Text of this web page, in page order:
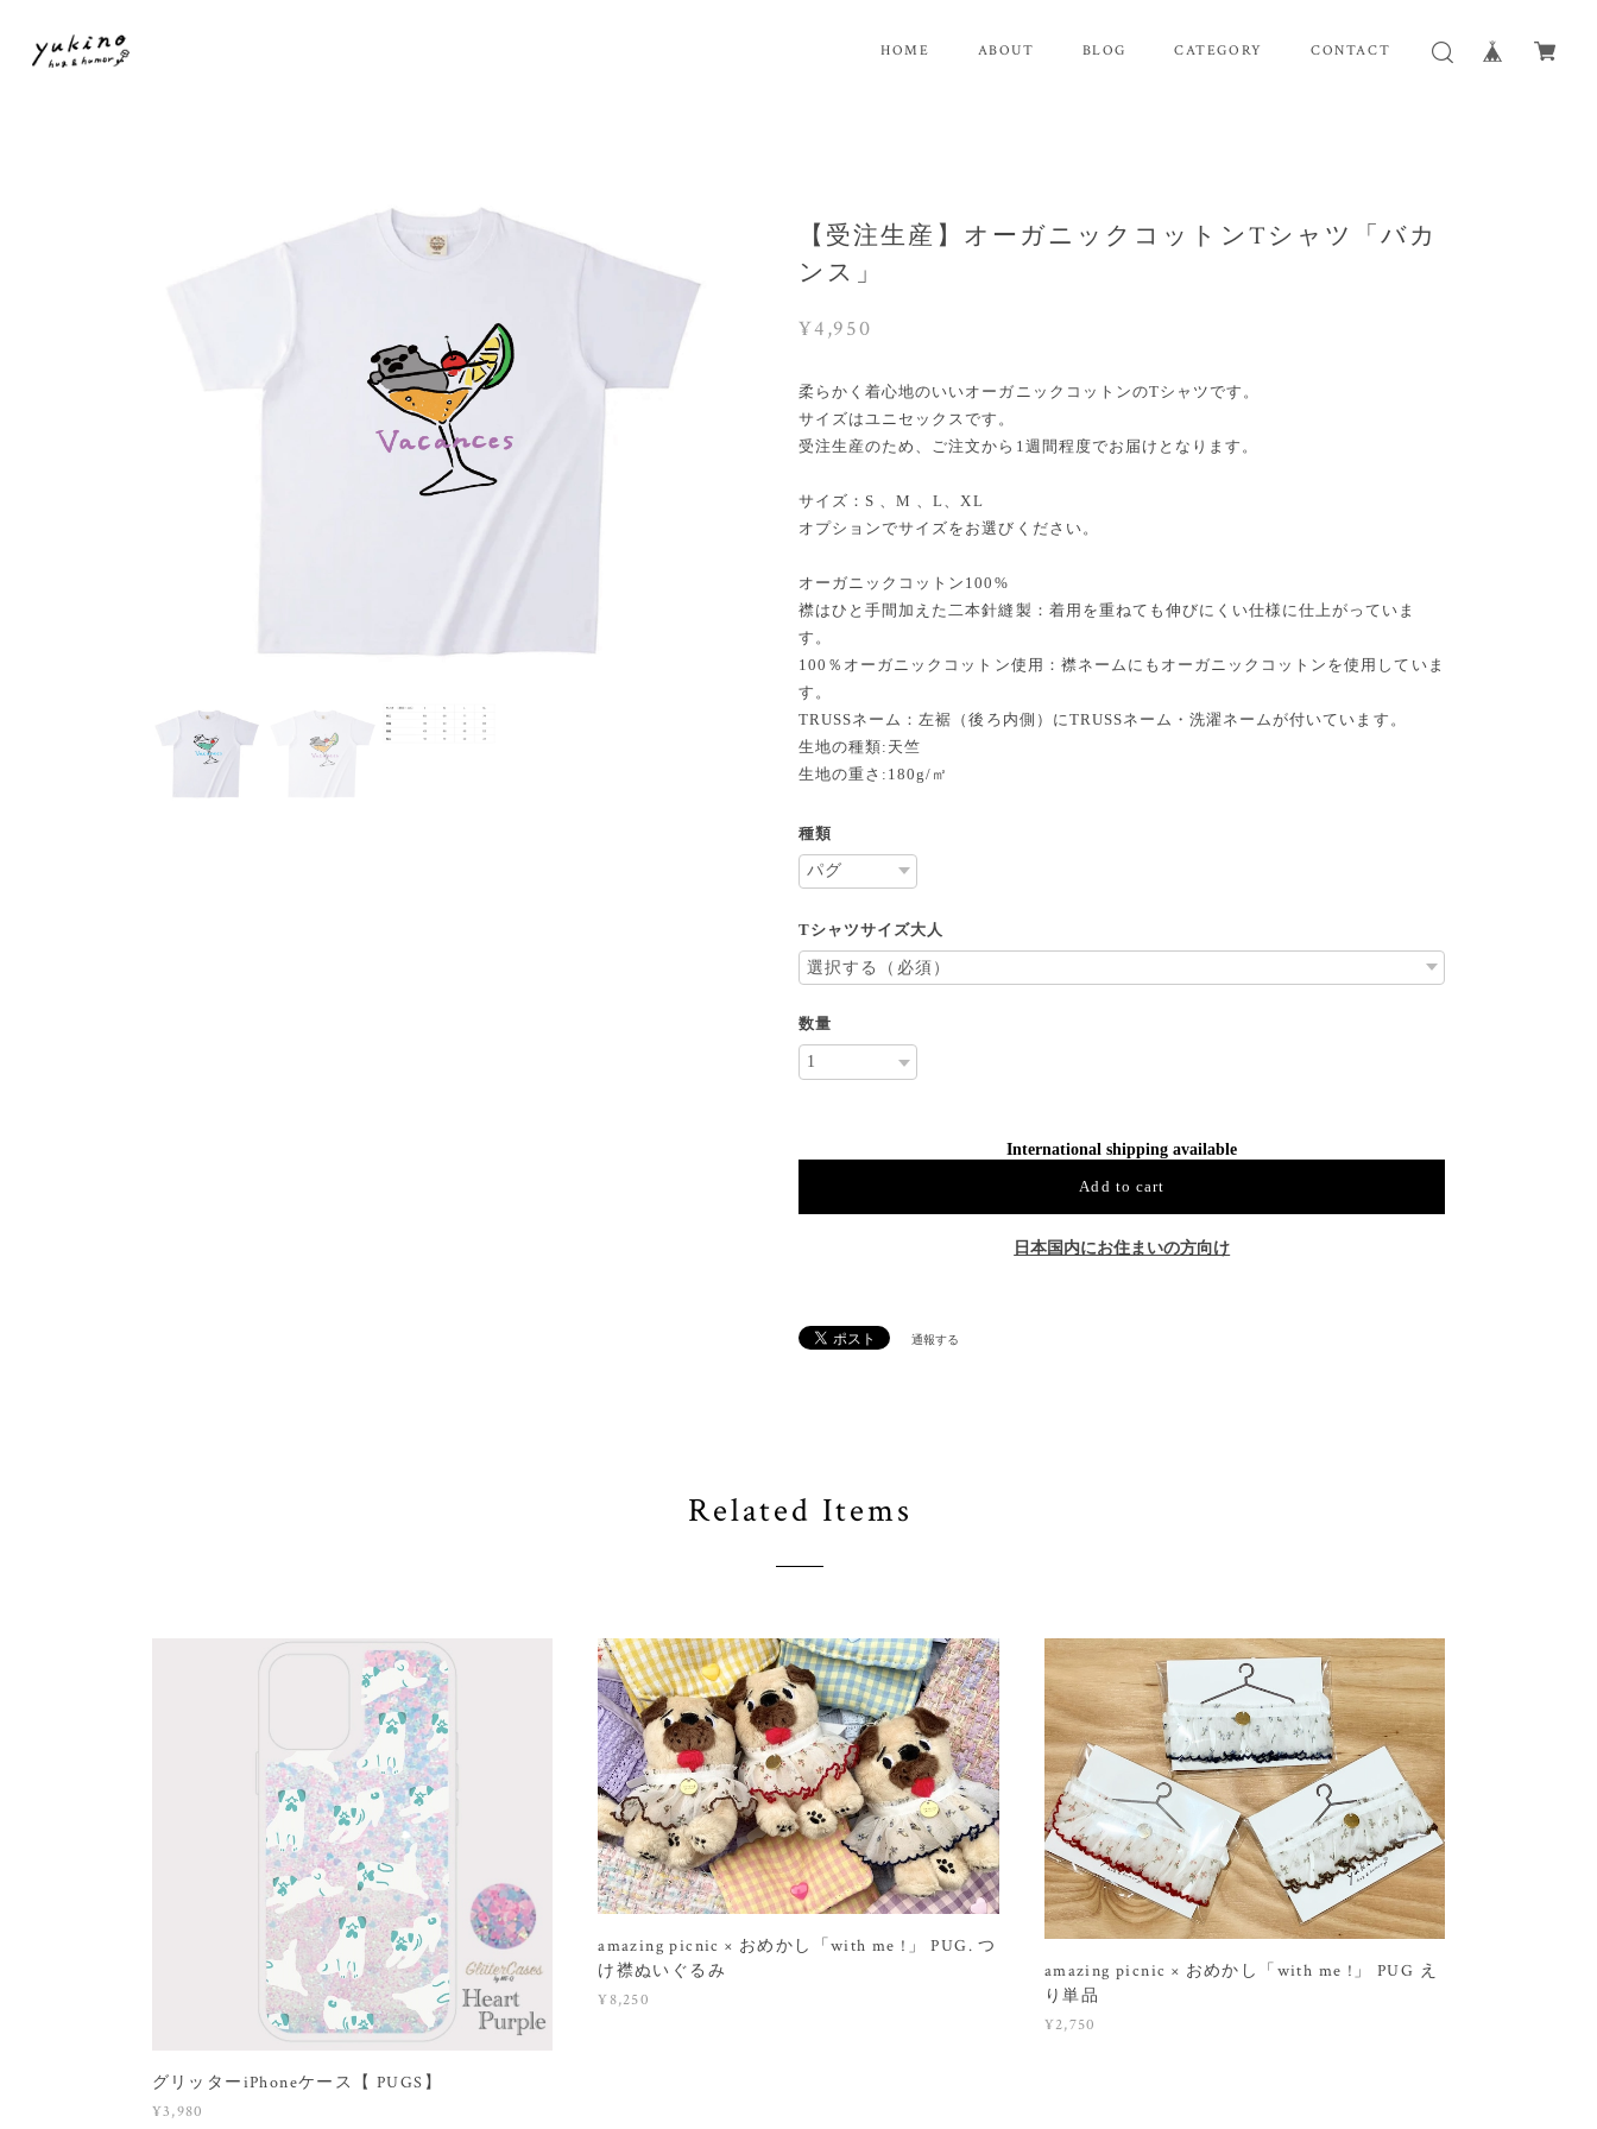
HOME ABOUT BLOG CATEGORY CONTACT
【受注生産】オーガニックコットンTシャツ「バカ
ンス」
¥4,950
柔らかく着心地のいいオーガニックコットンのTシャツです。
サイズはユニセックスです。
受注生産のため、ご注文から1週間程度でお届けとなります。
サイズ：S 、M 、L、XL
オプションでサイズをお選びください。
オーガニックコットン100%
襟はひと手間加えた二本針縫製：着用を重ねても伸びにくい仕様に仕上がっていま
す。
100％オーガニックコットン使用：襟ネームにもオーガニックコットンを使用していま
す。
TRUSSネーム：左裾（後ろ内側）にTRUSSネーム・洗濯ネームが付いています。
生地の種類:天竺
生地の重さ:180g/㎡
種類
Tシャツサイズ大人
数量
International shipping available
Add to cart
日本国内にお住まいの方向け
通報する
Related Items
グリッターiPhoneケース【 PUGS】
¥3,980
amazing picnic × おめかし「with me !」 PUG. つ
け襟ぬいぐるみ
¥8,250
amazing picnic × おめかし「with me !」 PUG え
り単品
¥2,750